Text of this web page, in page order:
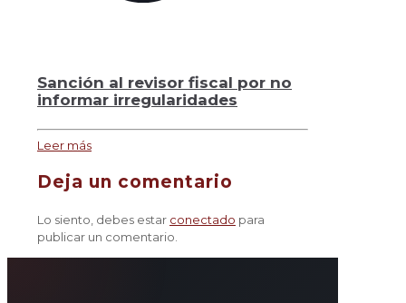
Sanción al revisor fiscal por no
informar irregularidades
Leer más
Deja un comentario
Lo siento, debes estar conectado para
publicar un comentario.